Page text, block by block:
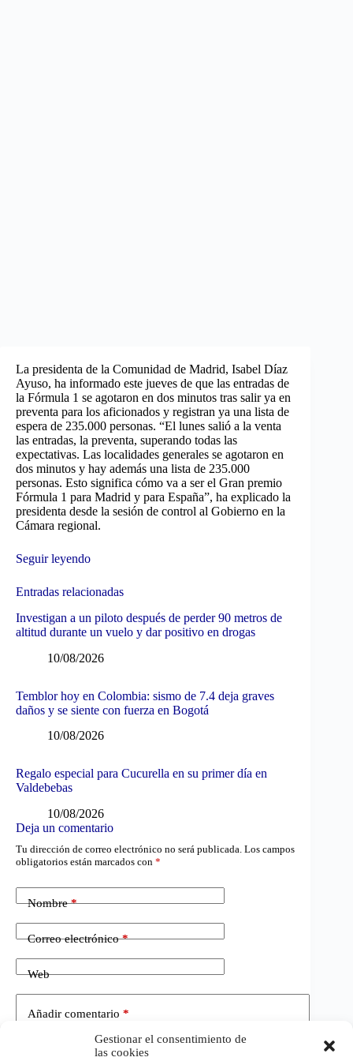
Gestionar el consentimiento de
las cookies
La presidenta de la Comunidad de Madrid, Isabel Díaz
Ayuso, ha informado este jueves de que las entradas de
la Fórmula 1 se agotaron en dos minutos tras salir ya en
preventa para los aficionados y registran ya una lista de
espera de 235.000 personas. “El lunes salió a la venta
las entradas, la preventa, superando todas las
expectativas. Las localidades generales se agotaron en
dos minutos y hay además una lista de 235.000
personas. Esto significa cómo va a ser el Gran premio
Fórmula 1 para Madrid y para España”, ha explicado la
presidenta desde la sesión de control al Gobierno en la
Cámara regional.
Seguir leyendo
Entradas relacionadas
Investigan a un piloto después de perder 90 metros de
altitud durante un vuelo y dar positivo en drogas
10/08/2026
Temblor hoy en Colombia: sismo de 7.4 deja graves
daños y se siente con fuerza en Bogotá
10/08/2026
Regalo especial para Cucurella en su primer día en
Valdebebas
10/08/2026
Deja un comentario
Tu dirección de correo electrónico no será publicada. Los campos
obligatorios están marcados con *
Nombre*
Correo electrónico*
Web
Añadir comentario *